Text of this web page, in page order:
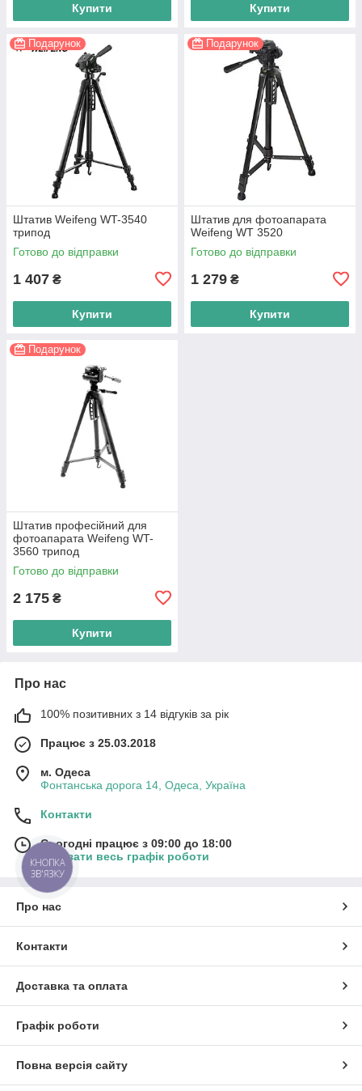
Купити Купити
Подарунок
Штатив Weifeng WT-3540
трипод
Готово до відправки
1 407 ₴
Купити
Подарунок
Штатив для фотоапарата
Weifeng WT 3520
Готово до відправки
1 279 ₴
Купити
Подарунок
Штатив професійний для
фотоапарата Weifeng WT-
3560 трипод
Готово до відправки
2 175 ₴
Купити
Про нас
100% позитивних з 14 відгуків за рік
Працює з 25.03.2018
м. Одеса
Фонтанська дорога 14, Одеса, Україна
Контакти
Сьогодні працює з 09:00 до 18:00
Показати весь графік роботи
Про нас
Контакти
Доставка та оплата
Графік роботи
Повна версія сайту
КНОПКА
ЗВ'ЯЗКУ